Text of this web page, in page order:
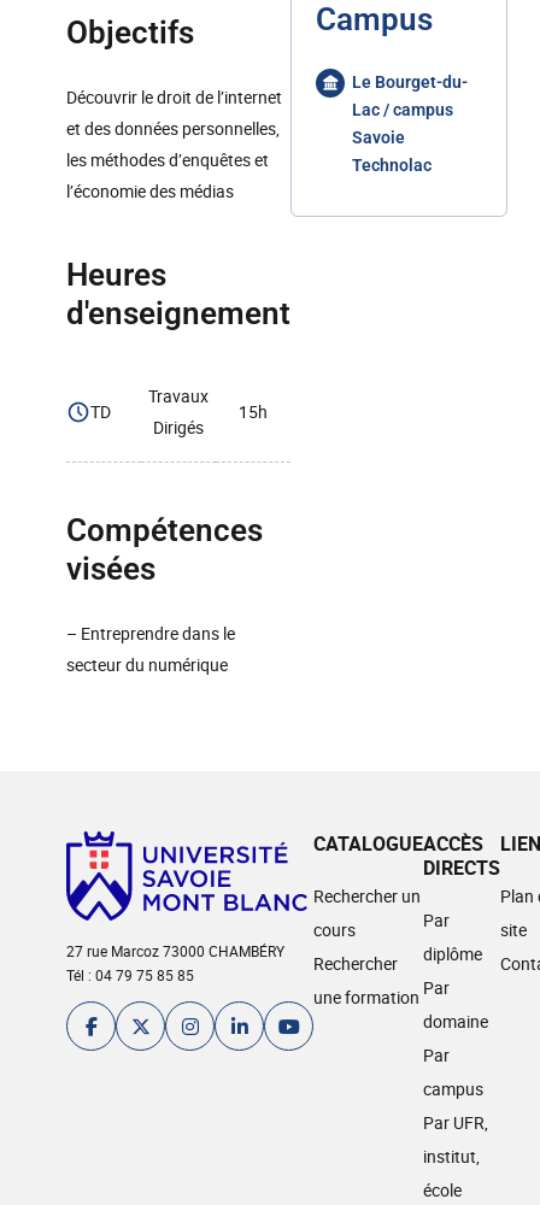
Objectifs
Découvrir le droit de l’internet
et des données personnelles,
les méthodes d’enquêtes et
l’économie des médias
Heures
d'enseignement
TD
Travaux
Dirigés
15h
Compétences
visées
– Entreprendre dans le
secteur du numérique
Campus
Le Bourget-du-
Lac / campus
Savoie
Technolac
27 rue Marcoz 73000 CHAMBÉRY
Tél : 04 79 75 85 85
CATALOGUE
Rechercher un
cours
Rechercher
une formation
ACCÈS
DIRECTS
Par
diplôme
Par
domaine
Par
campus
Par UFR,
institut,
école
Plan
site